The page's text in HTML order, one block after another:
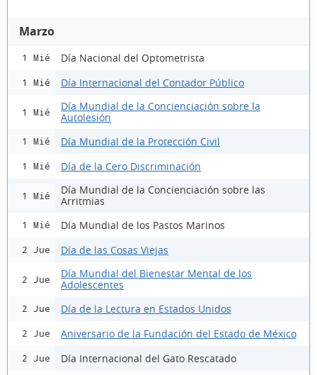
Marzo
1 Mié Día Nacional del Optometrista
1 Mié Día Internacional del Contador Público
1 Mié
Día Mundial de la Concienciación sobre la
Autolesión
1 Mié Día Mundial de la Protección Civil
1 Mié Día de la Cero Discriminación
1 Mié
Día Mundial de la Concienciación sobre las
Arritmias
1 Mié Día Mundial de los Pastos Marinos
2 Jue Día de las Cosas Viejas
2 Jue
Día Mundial del Bienestar Mental de los
Adolescentes
2 Jue Día de la Lectura en Estados Unidos
2 Jue Aniversario de la Fundación del Estado de México
2 Jue Día Internacional del Gato Rescatado